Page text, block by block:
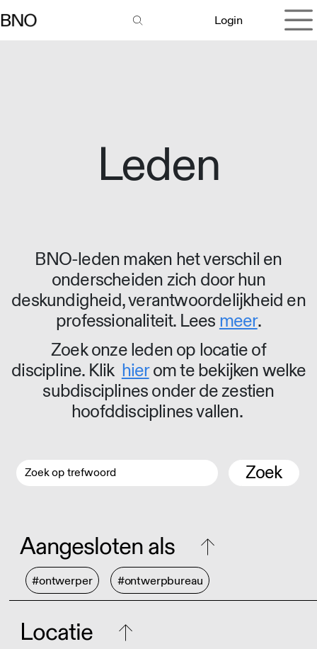
Login
Leden
BNO-leden maken het verschil en
onderscheiden zich door hun
deskundigheid, verantwoordelijkheid en
professionaliteit. Lees meer.
Zoek onze leden op locatie of
discipline. Klik hierom te bekijken welke
subdisciplines onder de zestien
hoofddisciplines vallen.
Zoek
Aangesloten als
#ontwerper #ontwerpbureau
Locatie